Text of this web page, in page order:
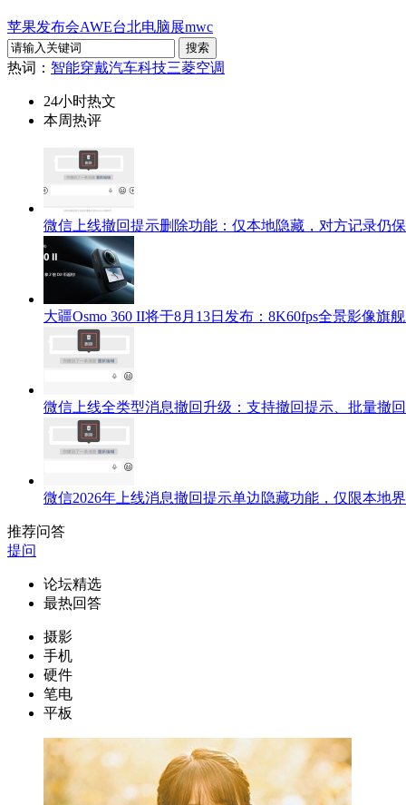
苹果发布会AWE台北电脑展mwc
热词： 智能穿戴汽车科技三菱空调
24小时热文
本周热评
微信上线撤回提示删除功能：仅本地隐藏，对方记录仍
大疆Osmo 360 II将于8月13日发布：8K60fps全景影像旗
微信上线全类型消息撤回升级：支持撤回提示、批量撤
微信2026年上线消息撤回提示单边隐藏功能，仅限本地
推荐问答
提问
论坛精选
最热回答
摄影
手机
硬件
笔电
平板